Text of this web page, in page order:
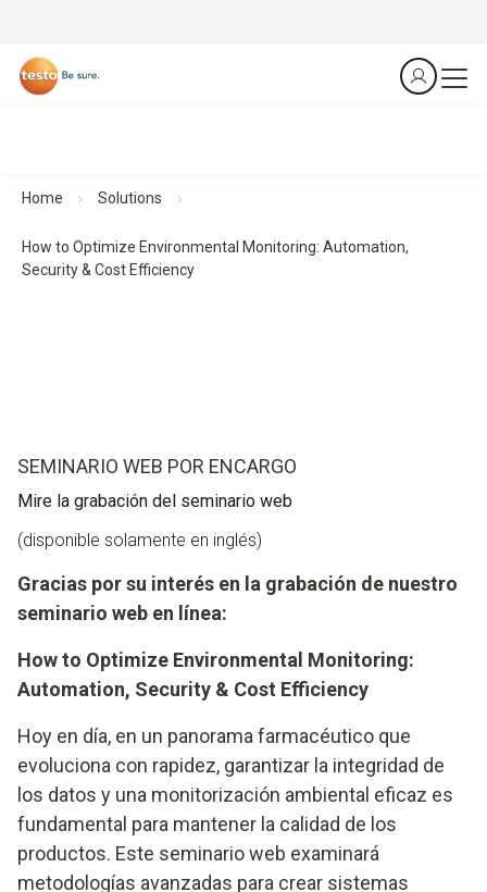
Home Solutions
How to Optimize Environmental Monitoring: Automation,
Security & Cost Efficiency
SEMINARIO WEB POR ENCARGO
Mire la grabación del seminario web
(disponible solamente en inglés)
Gracias por su interés en la grabación de nuestro
seminario web en línea:
How to Optimize Environmental Monitoring:
Automation, Security & Cost Efficiency
Hoy en día, en un panorama farmacéutico que
evoluciona con rapidez, garantizar la integridad de
los datos y una monitorización ambiental eficaz es
fundamental para mantener la calidad de los
productos. Este seminario web examinará
metodologías avanzadas para crear sistemas